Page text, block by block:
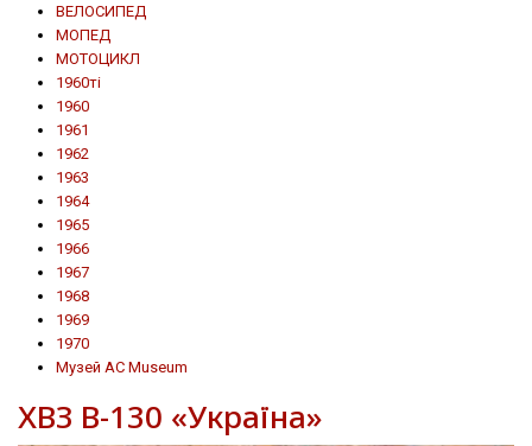
ВЕЛОСИПЕД
МОПЕД
МОТОЦИКЛ
1960ті
1960
1961
1962
1963
1964
1965
1966
1967
1968
1969
1970
Музей AC Museum
ХВЗ В-130 «Україна»